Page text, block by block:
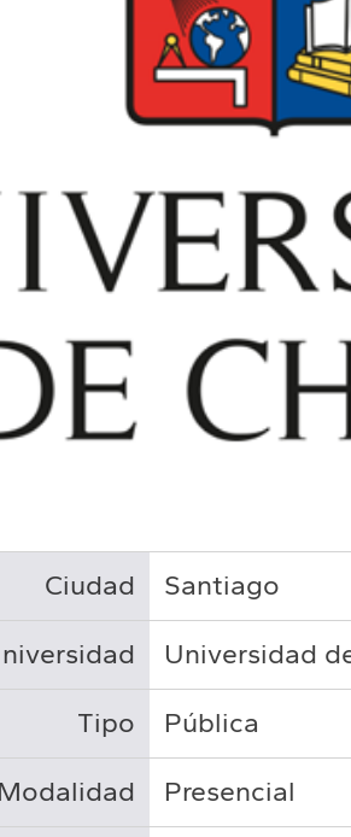
Ciudad Santiago
Universidad
Tipo Pública
Presencial